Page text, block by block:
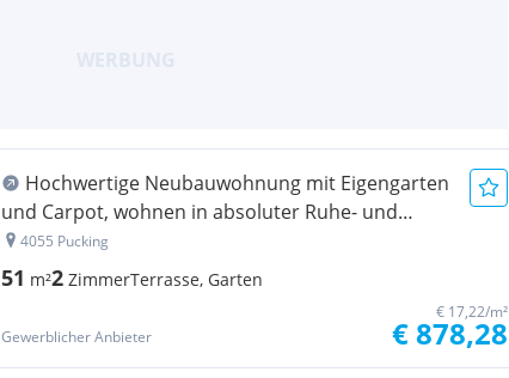
Hochwertige Neubauwohnung mit Eigengarten
und Carpot, wohnen in absoluter Ruhe- und
Grünlage
4055 Pucking
51 m²2 ZimmerTerrasse, Garten
Gewerblicher Anbieter
€ 17,22/m²
€ 878,28